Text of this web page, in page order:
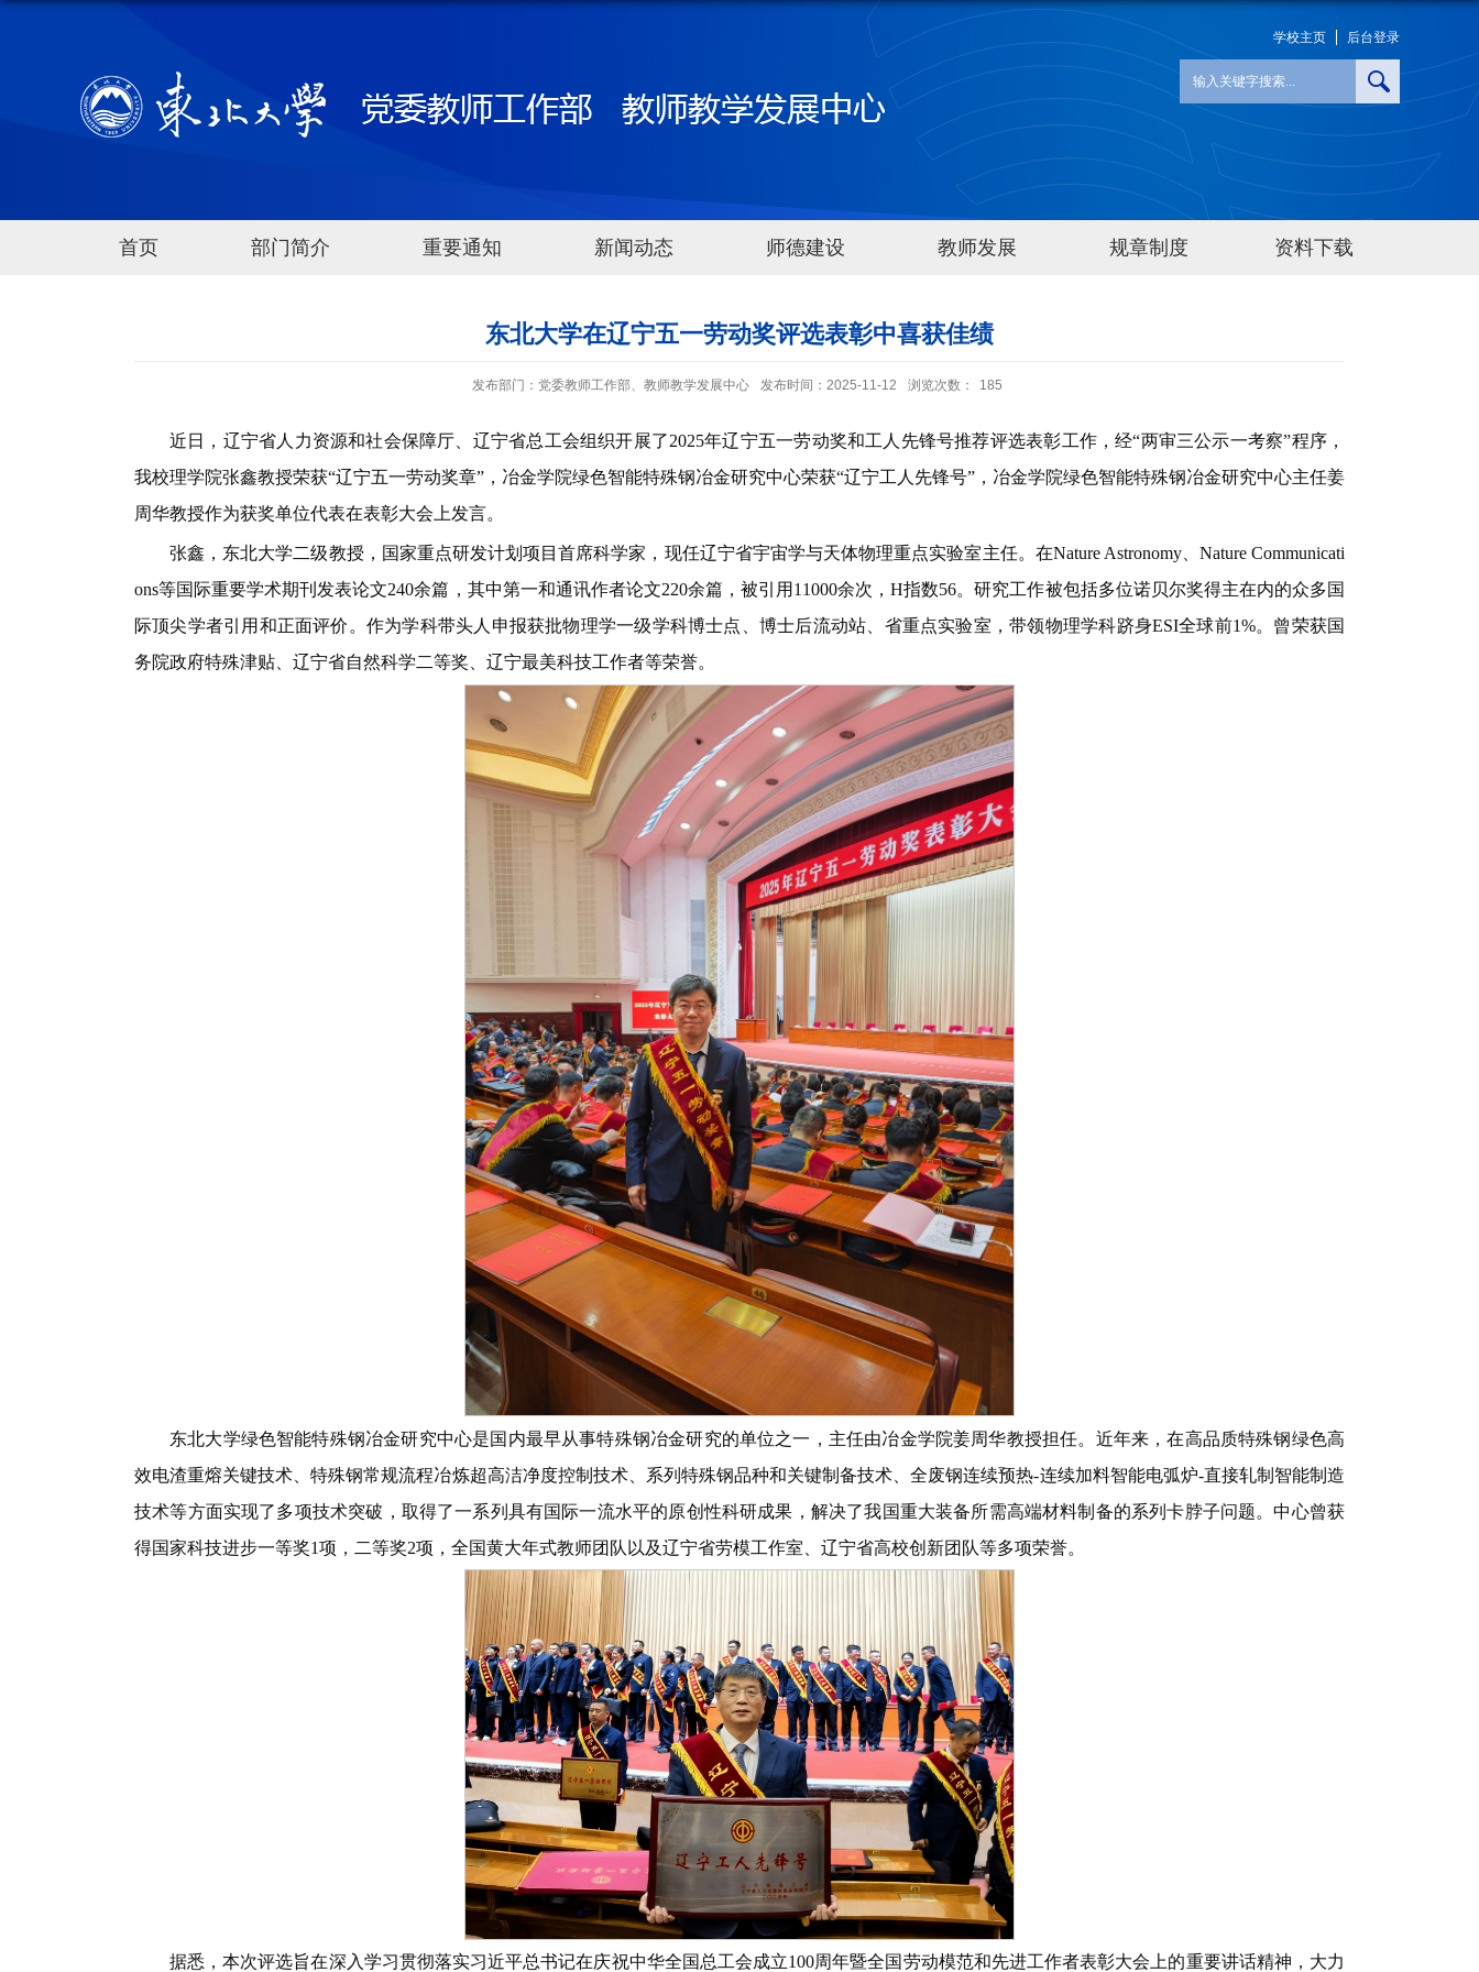
学校主页 后台登录
首页 部门简介 重要通知 新闻动态 师德建设 教师发展 规章制度 资料下载
东北大学在辽宁五一劳动奖评选表彰中喜获佳绩
发布部门：党委教师工作部、教师教学发展中心 发布时间：2025-11-12 浏览次数： 185
近日，辽宁省人力资源和社会保障厅、辽宁省总工会组织开展了2025年辽宁五一劳动奖和工人先锋号推荐评选表彰工作，经“两审三公示一考察”程序，
我校理学院张鑫教授荣获“辽宁五一劳动奖章”，冶金学院绿色智能特殊钢冶金研究中心荣获“辽宁工人先锋号”，冶金学院绿色智能特殊钢冶金研究中心主任姜
周华教授作为获奖单位代表在表彰大会上发言。
张鑫，东北大学二级教授，国家重点研发计划项目首席科学家，现任辽宁省宇宙学与天体物理重点实验室主任。在Nature Astronomy、Nature Communicati
ons等国际重要学术期刊发表论文240余篇，其中第一和通讯作者论文220余篇，被引用11000余次，H指数56。研究工作被包括多位诺贝尔奖得主在内的众多国
际顶尖学者引用和正面评价。作为学科带头人申报获批物理学一级学科博士点、博士后流动站、省重点实验室，带领物理学科跻身ESI全球前1%。曾荣获国
务院政府特殊津贴、辽宁省自然科学二等奖、辽宁最美科技工作者等荣誉。
东北大学绿色智能特殊钢冶金研究中心是国内最早从事特殊钢冶金研究的单位之一，主任由冶金学院姜周华教授担任。近年来，在高品质特殊钢绿色高
效电渣重熔关键技术、特殊钢常规流程冶炼超高洁净度控制技术、系列特殊钢品种和关键制备技术、全废钢连续预热-连续加料智能电弧炉-直接轧制智能制造
技术等方面实现了多项技术突破，取得了一系列具有国际一流水平的原创性科研成果，解决了我国重大装备所需高端材料制备的系列卡脖子问题。中心曾获
得国家科技进步一等奖1项，二等奖2项，全国黄大年式教师团队以及辽宁省劳模工作室、辽宁省高校创新团队等多项荣誉。
据悉，本次评选旨在深入学习贯彻落实习近平总书记在庆祝中华全国总工会成立100周年暨全国劳动模范和先进工作者表彰大会上的重要讲话精神，大力